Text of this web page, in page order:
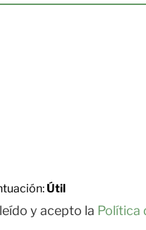
Útil
y acepto la Política